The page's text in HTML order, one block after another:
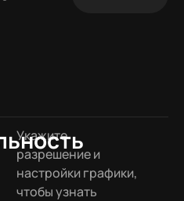
Укажите
разрешение и
настройки графики,
чтобы узнать